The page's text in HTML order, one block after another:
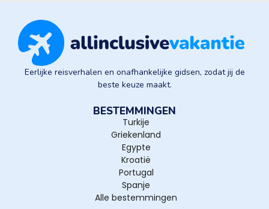
Eerlijke reisverhalen en onafhankelijke gidsen, zodat jij de
beste keuze maakt.
BESTEMMINGEN
Turkije
Griekenland
Egypte
Kroatië
Portugal
Spanje
Alle bestemmingen